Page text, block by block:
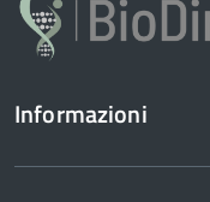
Informazioni